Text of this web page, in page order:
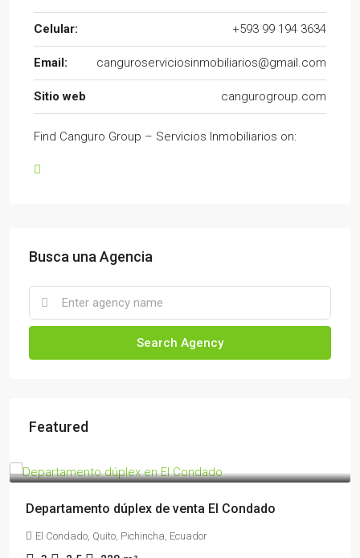
Celular: +593 99 194 3634
Email: canguroserviciosinmobiliarios@gmail.com
Sitio web cangurogroup.com
Find Canguro Group – Servicios Inmobiliarios on:
Busca una Agencia
Search Agency
Featured
Departamento dúplex de venta El Condado
El Condado, Quito, Pichincha, Ecuador